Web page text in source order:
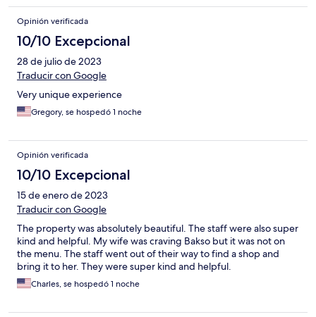
Opinión verificada
10/10 Excepcional
28 de julio de 2023
Traducir con Google
Very unique experience
Gregory, se hospedó 1 noche
Opinión verificada
10/10 Excepcional
15 de enero de 2023
Traducir con Google
The property was absolutely beautiful. The staff were also super
kind and helpful. My wife was craving Bakso but it was not on
the menu. The staff went out of their way to find a shop and
bring it to her. They were super kind and helpful.
Charles, se hospedó 1 noche